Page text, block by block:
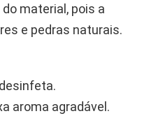
material, pois a
e pedras naturais.
aroma agradável.